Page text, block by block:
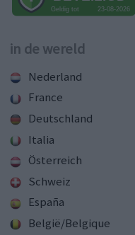
in de wereld
Nederland
France
Deutschland
Italia
Österreich
Schweiz
España
België/Belgique